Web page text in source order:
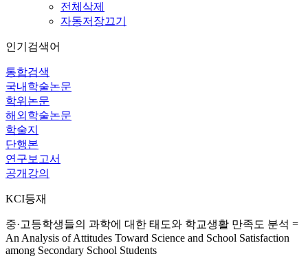
전체삭제
자동저장끄기
인기검색어
통합검색
국내학술논문
학위논문
해외학술논문
학술지
단행본
연구보고서
공개강의
KCI등재
중·고등학생들의 과학에 대한 태도와 학교생활 만족도 분석 =
An Analysis of Attitudes Toward Science and School Satisfaction
among Secondary School Students